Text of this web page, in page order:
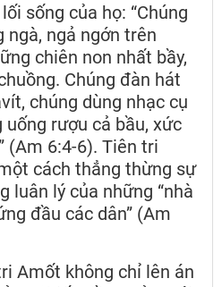
sống của họ: “Chúng
ngả ngớn trên
chiên non nhất bầy,
Chúng đàn hát
chúng dùng nhạc cụ
uống rượu cả bầu, xức
(Am 6:4-6). Tiên tri
cách thẳng thừng sự
luân lý của những “nhà
đầu các dân” (Am
Amốt không chỉ lên án